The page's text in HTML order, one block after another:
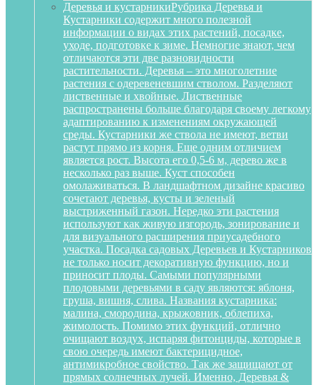
Деревья и кустарникиРубрика Деревья и
Кустарники содержит много полезной
информации о видах этих растений, посадке,
уходе, подготовке к зиме. Немногие знают, чем
отличаются эти две разновидности
растительности. Деревья – это многолетние
растения с одеревеневшим стволом. Разделяют
лиственные и хвойные. Лиственные
распространены больше благодаря своему легкому
адаптированию к изменениям окружающей
среды. Кустарники же ствола не имеют, ветви
растут прямо из корня. Еще одним отличием
является рост. Высота его 0,5-6 м, дерево же в
несколько раз выше. Куст способен
омолаживаться. В ландшафтном дизайне красиво
сочетают деревья, кусты и зеленый
выстриженный газон. Нередко эти растения
используют как живую изгородь, зонирование и
для визуального расширения приусадебного
участка. Посадка садовых Деревьев и Кустарников
не только носит декоративную функцию, но и
приносит плоды. Самыми популярными
плодовыми деревьями в саду являются: яблоня,
груша, вишня, слива. Названия кустарника:
малина, смородина, крыжовник, облепиха,
жимолость. Помимо этих функций, отлично
очищают воздух, испаряя фитонциды, которые в
свою очередь имеют бактерицидное,
антимикробное свойство. Так же защищают от
прямых солнечных лучей. Именно, Деревья &